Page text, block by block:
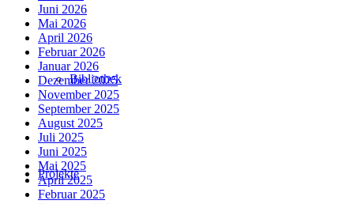
Bibliothek
Projekte
Juni 2026
Mai 2026
April 2026
Februar 2026
Januar 2026
Dezember 2025
November 2025
September 2025
August 2025
Juli 2025
Juni 2025
Mai 2025
April 2025
Februar 2025